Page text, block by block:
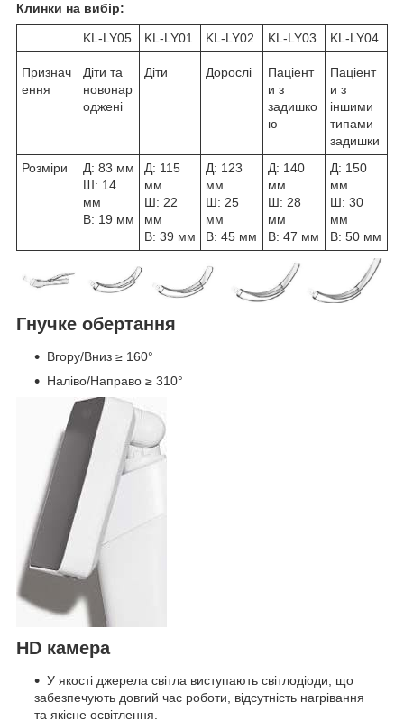
Клинки на вибір:
KL-LY05 KL-LY01 KL-LY02 KL-LY03 KL-LY04
Признач
ення
Діти та
новонар
оджені
Діти Дорослі
Паціент
и з
задишко
ю
Паціент
и з
іншими
типами
задишки
Розміри
Д: 83 мм
Ш: 14
мм
В: 19 мм
Д: 115
мм
Ш: 22
мм
В: 39 мм
Д: 123
мм
Ш: 25
мм
В: 45 мм
Д: 140
мм
Ш: 28
мм
В: 47 мм
Д: 150
мм
Ш: 30
мм
В: 50 мм
Гнучке обертання
Вгору/Вниз ≥ 160°
Наліво/Направо ≥ 310°
HD камера
У якості джерела світла виступають світлодіоди, що
забезпечують довгий час роботи, відсутність нагрівання
та якісне освітлення.